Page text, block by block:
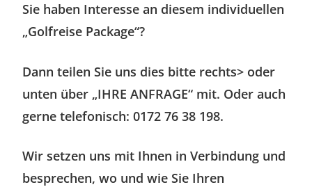
Sie haben Interesse an diesem individuellen
„Golfreise Package“?
Dann teilen Sie uns dies bitte rechts> oder
unten über „IHRE ANFRAGE“ mit. Oder auch
gerne telefonisch: 0172 76 38 198.
Wir setzen uns mit Ihnen in Verbindung und
besprechen, wo und wie Sie Ihren